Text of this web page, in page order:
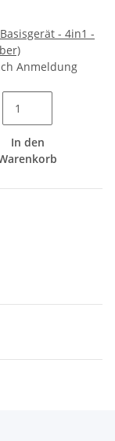
Basisgerät - 4in1 -
Anmeldung
In den